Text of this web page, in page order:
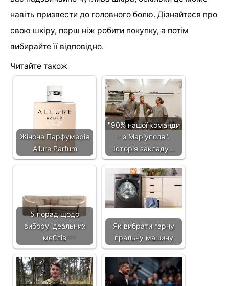
навіть призвести до головного болю. Дізнайтеся про
свою шкіру, перш ніж робити покупку, а потім
вибирайте її відповідно.
Читайте також
Жіноча Парфумерія
Allure Parfum
"90% нашої команди
- з Маріуполя".
Історія закладу…
5 порад щодо
вибору ідеальних
меблів
Як вибрати гарну
пральну машину